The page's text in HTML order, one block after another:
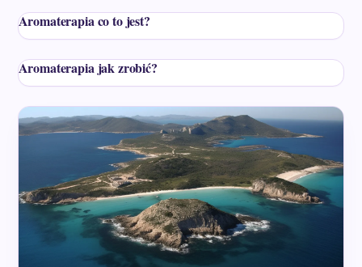
Aromaterapia co to jest?
Aromaterapia jak zrobić?